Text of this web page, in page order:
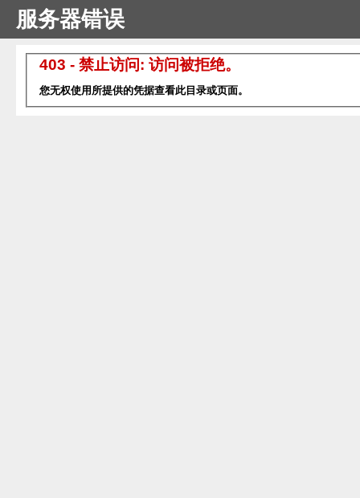
服务器错误
403 - 禁止访问: 访问被拒绝。
您无权使用所提供的凭据查看此目录或页面。